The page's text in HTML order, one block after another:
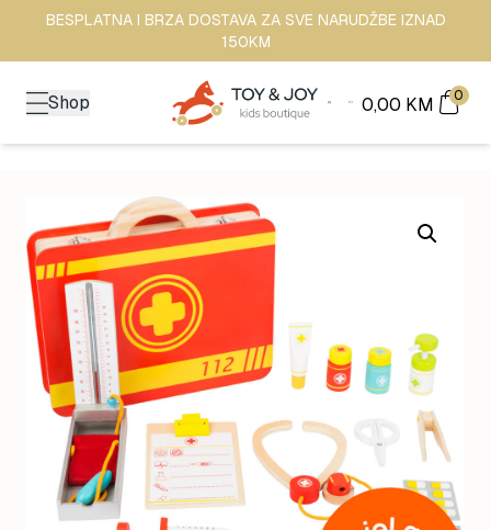
BESPLATNA I BRZA DOSTAVA ZA SVE NARUDŽBE IZNAD
150KM
Shop 0,00 KM 0